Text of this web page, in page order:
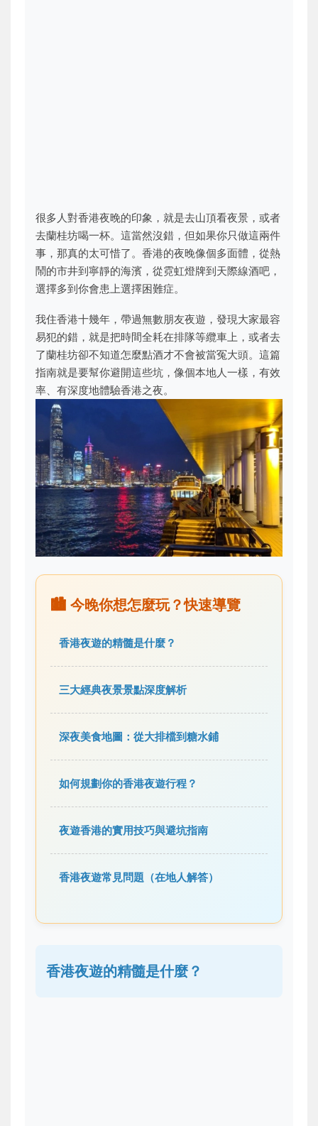
很多人對香港夜晚的印象，就是去山頂看夜景，或者
去蘭桂坊喝一杯。這當然沒錯，但如果你只做這兩件
事，那真的太可惜了。香港的夜晚像個多面體，從熱
鬧的市井到寧靜的海濱，從霓虹燈牌到天際線酒吧，
選擇多到你會患上選擇困難症。
我住香港十幾年，帶過無數朋友夜遊，發現大家最容
易犯的錯，就是把時間全耗在排隊等纜車上，或者去
了蘭桂坊卻不知道怎麼點酒才不會被當冤大頭。這篇
指南就是要幫你避開這些坑，像個本地人一樣，有效
率、有深度地體驗香港之夜。
🏙️ 今晚你想怎麼玩？快速導覽
香港夜遊的精髓是什麼？
三大經典夜景景點深度解析
深夜美食地圖：從大排檔到糖水鋪
如何規劃你的香港夜遊行程？
夜遊香港的實用技巧與避坑指南
香港夜遊常見問題（在地人解答）
香港夜遊的精髓是什麼？